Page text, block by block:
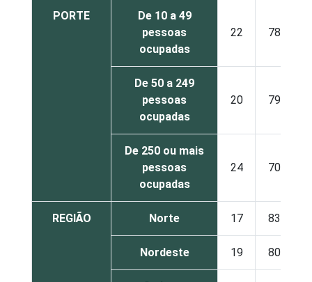
PORTE
De 10 a 49
pessoas
ocupadas
22 78
De 50 a 249
pessoas
ocupadas
20 79
De 250 ou mais
pessoas
ocupadas
24 70
REGIÃO Norte 17 83
Nordeste 19 80